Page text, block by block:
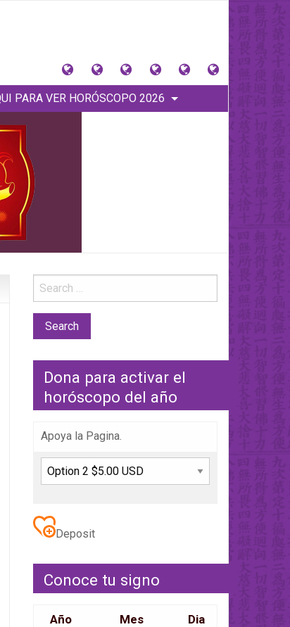
猪
星
signo
ContactoDonaciones
y
Tienda
Horóscopos
Anteriores
AQUI
PARA VER HORÓSCOPO 2026
Dona para activar el
horóscopo del año
Apoya la Pagina.
Deposit
Conoce tu signo
Año Mes Dia